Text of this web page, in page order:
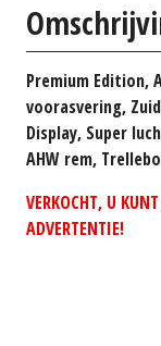
Premium Edition,
voorasvering,
Display, Super
AHW rem,
VERKOCHT, U
ADVERTENTIE!